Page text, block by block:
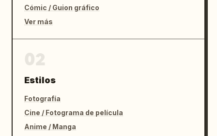
Cómic / Guion gráfico
Ver más
Estilos
Fotografía
Cine / Fotograma de película
Anime / Manga